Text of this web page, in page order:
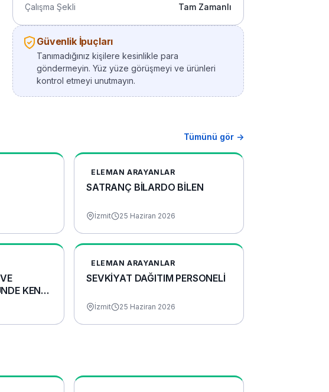
Çalışma Şekli
Tam Zamanlı
Güvenlik İpuçları
Tanımadığınız kişilere kesinlikle para
göndermeyin. Yüz yüze görüşmeyi ve ürünleri
kontrol etmeyi unutmayın.
Tümünü gör →
ELEMAN ARAYANLAR
SATRANÇ BİLARDO BİLEN
İzmit 25 Haziran 2026
KENDİ
ELEMAN ARAYANLAR
SEVKİYAT DAĞITIM PERSONELİ
İzmit 25 Haziran 2026